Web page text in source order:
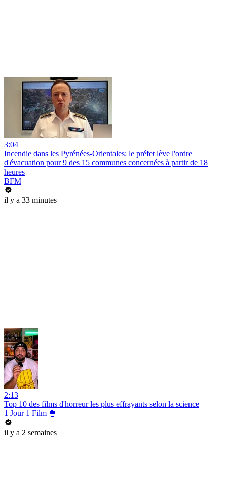
3:04
Incendie dans les Pyrénées-Orientales: le préfet lève l'ordre
d'évacuation pour 9 des 15 communes concernées à partir de 18
heures
BFM
il y a 33 minutes
2:13
Top 10 des films d'horreur les plus effrayants selon la science
1 Jour 1 Film 🍿
il y a 2 semaines